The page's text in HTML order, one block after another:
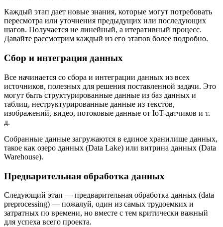
Каждый этап дает новые знания, которые могут потребовать
пересмотра или уточнения предыдущих или последующих
шагов. Получается не линейный, а итеративный процесс.
Давайте рассмотрим каждый из его этапов более подробно.
Сбор и интеграция данных
Все начинается со сбора и интеграции данных из всех
источников, полезных для решения поставленной задачи. Это
могут быть структурированные данные из баз данных и
таблиц, неструктурированные данные из текстов,
изображений, видео, потоковые данные от IoT-датчиков и т.
д.
Собранные данные загружаются в единое хранилище данных,
такое как озеро данных (Data Lake) или витрина данных (Data
Warehouse).
Предварительная обработка данных
Следующий этап — предварительная обработка данных (data
preprocessing) — пожалуй, один из самых трудоемких и
затратных по времени, но вместе с тем критически важный
для успеха всего проекта.